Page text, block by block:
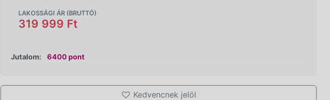
LAKOSSÁGI ÁR (BRUTTÓ)
319 999 Ft
Jutalom: 6400 pont
Kedvencnek jelöl